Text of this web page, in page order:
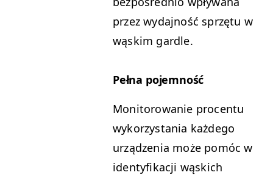
przez wydajność sprzętu w
wąskim gardle.
Pełna pojemność
Monitorowanie procentu
wykorzystania każdego
urządzenia może pomóc w
identyfikacji wąskich